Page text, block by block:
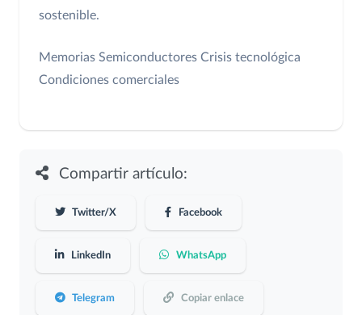
sostenible.
Memorias Semiconductores Crisis tecnológica
Condiciones comerciales
Compartir artículo:
Twitter/X Facebook
LinkedIn WhatsApp
Telegram Copiar enlace